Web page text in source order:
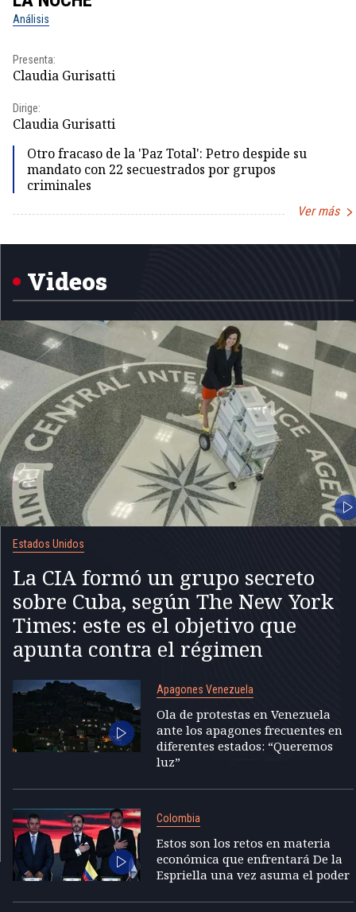
Análisis
Presenta:
Claudia Gurisatti
Dirige:
Claudia Gurisatti
Otro fracaso de la 'Paz Total': Petro despide su
mandato con 22 secuestrados por grupos
criminales
Ver más
1
Videos
Estados Unidos
La CIA formó un grupo secreto
sobre Cuba, según The New York
Times: este es el objetivo que
apunta contra el régimen
Apagones Venezuela
Ola de protestas en Venezuela
ante los apagones frecuentes en
diferentes estados: “Queremos
luz”
Colombia
Estos son los retos en materia
económica que enfrentará De la
Espriella una vez asuma el poder